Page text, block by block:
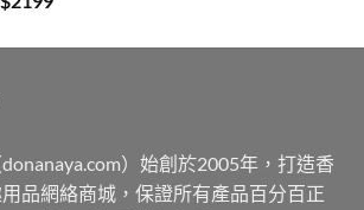
$329
）始創於2005年，打造香
品網絡商城，保證所有產品百分百正